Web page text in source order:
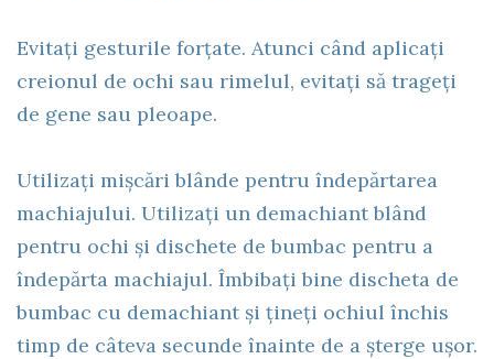
Evitați gesturile forțate. Atunci când aplicați
creionul de ochi sau rimelul, evitați să trageți
de gene sau pleoape.
Utilizați mișcări blânde pentru îndepărtarea
machiajului. Utilizați un demachiant blând
pentru ochi și dischete de bumbac pentru a
îndepărta machiajul. Îmbibați bine discheta de
bumbac cu demachiant și țineți ochiul închis
timp de câteva secunde înainte de a șterge ușor.